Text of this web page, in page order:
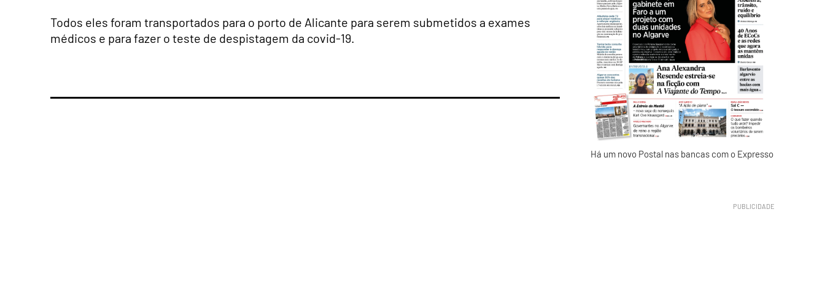
Todos eles foram transportados para o porto de Alicante para serem submetidos a exames
médicos e para fazer o teste de despistagem da covid-19.
Há um novo Postal nas bancas com o Expresso